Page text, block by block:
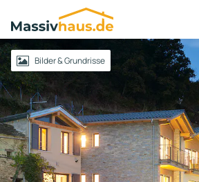
Massivhaus
Logo
AnmeldenBilder & Grundrisse